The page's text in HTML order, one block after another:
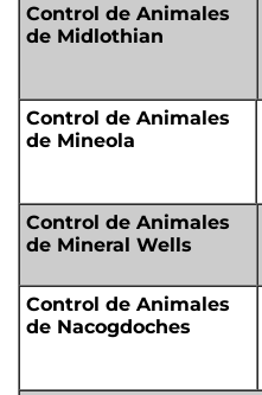
Control de Animales
de Midlothian
Control de Animales
de Mineola
Control de Animales
de Mineral Wells
Control de Animales
de Nacogdoches